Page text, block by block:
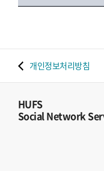
개인정보처리방침
HUFS
Social Network